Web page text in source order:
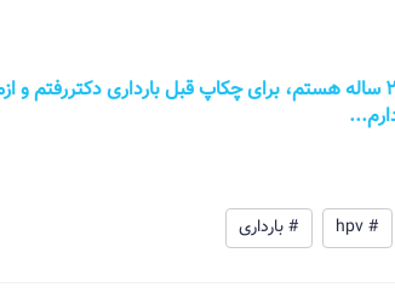
سلام خانمی 29 ساله هستم، برای چکاپ قبل بارداری
# hpv # بارداری